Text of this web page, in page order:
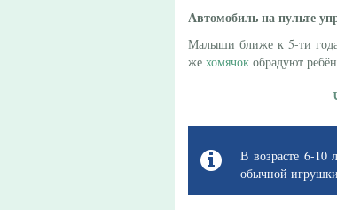
Автомобиль на пульте
Малыши ближе к 5-ти
же хомячок обрадуют
В возрасте 6-10
обычной